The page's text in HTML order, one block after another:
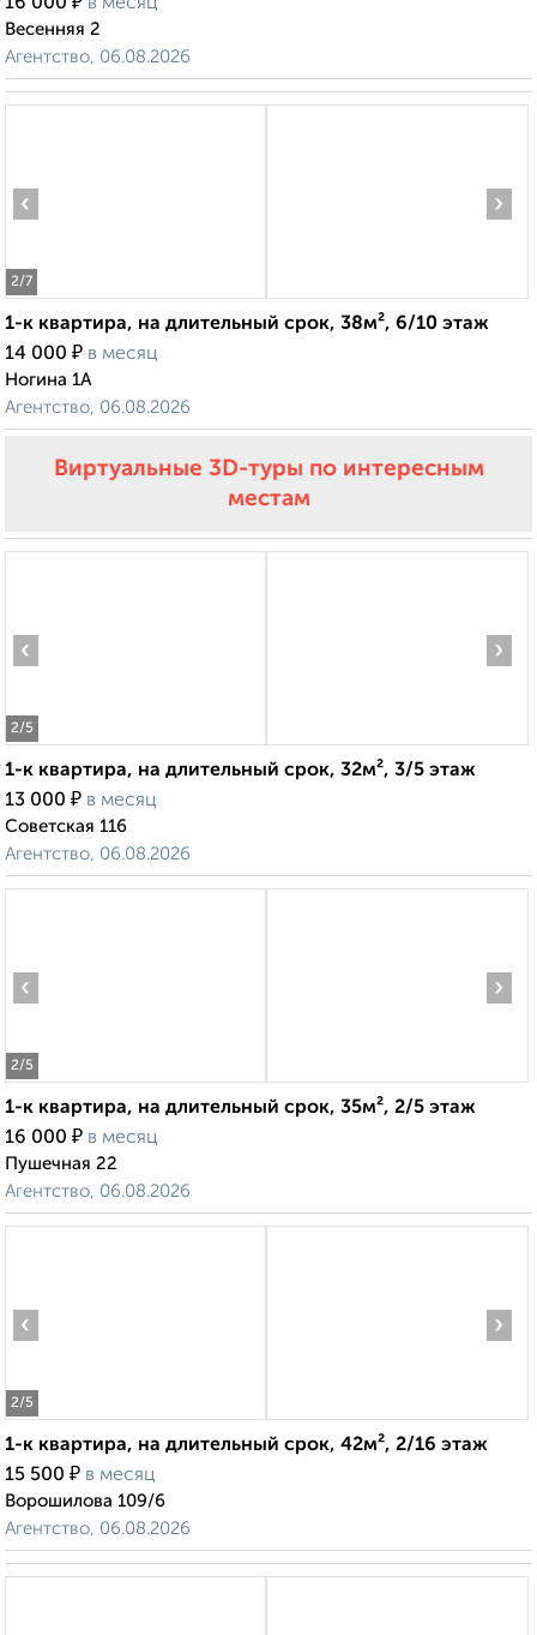
Весенняя 2
Агентство, 06.08.2026
2/7
‹ ›
1-к квартира, на длительный срок, 38м², 6/10 этаж
14 000 ₽ в месяц
Ногина 1А
Агентство, 06.08.2026
Виртуальные 3D-туры по интересным
местам
2/5
‹ ›
1-к квартира, на длительный срок, 32м², 3/5 этаж
13 000 ₽ в месяц
Советская 116
Агентство, 06.08.2026
2/5
‹ ›
1-к квартира, на длительный срок, 35м², 2/5 этаж
16 000 ₽ в месяц
Пушечная 22
Агентство, 06.08.2026
2/5
‹ ›
1-к квартира, на длительный срок, 42м², 2/16 этаж
15 500 ₽ в месяц
Ворошилова 109/6
Агентство, 06.08.2026